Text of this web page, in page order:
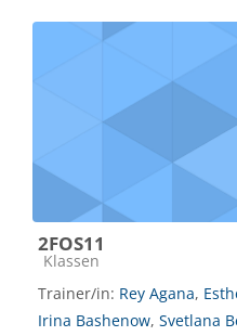
2FOS11
Kursbereich
Klassen
Trainer/in: Rey Agana,
Irina Bashenow, Svetlana